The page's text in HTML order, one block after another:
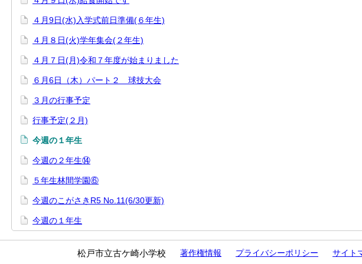
４月9日(水)入学式前日準備(６年生)
４月８日(火)学年集会(２年生)
４月７日(月)令和７年度が始まりました
６月6日（木）パート２ 球技大会
３月の行事予定
行事予定(２月)
今週の１年生
今週の２年生⑭
５年生林間学園⑥
今週のこがさきR5 No.11(6/30更新)
今週の１年生
松戸市立古ケ崎小学校 著作権情報 プライバシーポリシー サイト